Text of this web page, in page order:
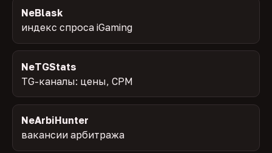
NeBlask
индекс спроса iGaming
NeTGStats
TG-каналы: цены, CPM
NeArbiHunter
вакансии арбитража